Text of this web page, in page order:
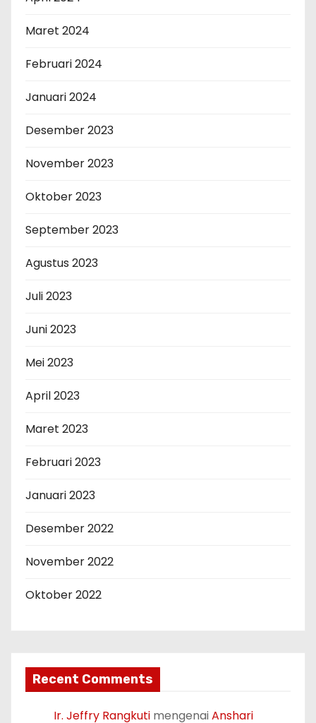
Maret 2024
Februari 2024
Januari 2024
Desember 2023
November 2023
Oktober 2023
September 2023
Agustus 2023
Juli 2023
Juni 2023
Mei 2023
April 2023
Maret 2023
Februari 2023
Januari 2023
Desember 2022
November 2022
Oktober 2022
Recent Comments
Ir. Jeffry Rangkuti mengenaiAnshari